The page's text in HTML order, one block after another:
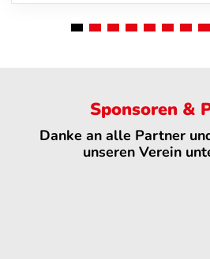
Sponsoren &
Danke an alle Partner
unseren Verein